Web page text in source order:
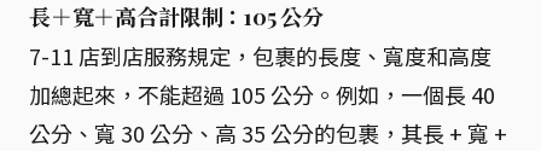
長＋寬＋高合計限制：105 公分
7-11 店到店服務規定，包裹的長度、寬度和高度
加總起來，不能超過 105 公分。例如，一個長 40
公分、寬 30 公分、高 35 公分的包裹，其長 + 寬 +